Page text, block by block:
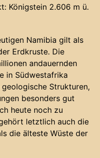
Königstein 2.606 m ü.
Namibia gilt als
Erdkruste. Die
andauernden
in Südwestafrika
Strukturen,
besonders gut
heute noch zu
letztlich auch die
die älteste Wüste der